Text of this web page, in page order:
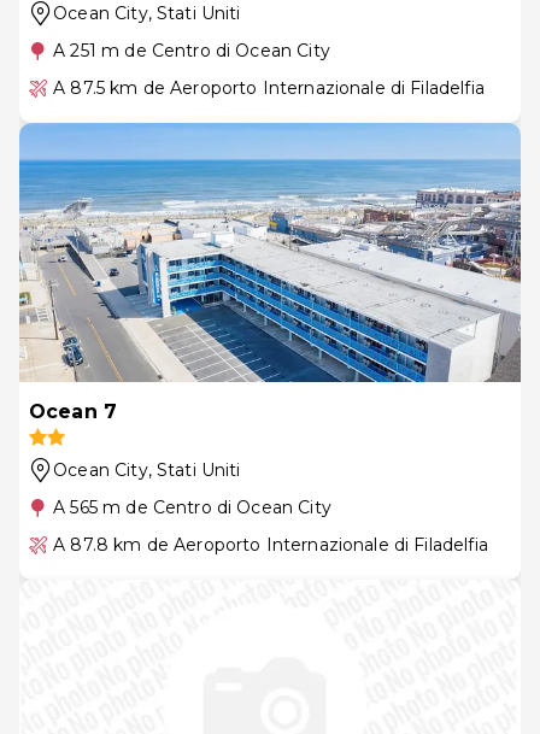
Ocean City, Stati Uniti
A 251 m de Centro di Ocean City
A 87.5 km de Aeroporto Internazionale di Filadelfia
Ocean 7
Ocean City, Stati Uniti
A 565 m de Centro di Ocean City
A 87.8 km de Aeroporto Internazionale di Filadelfia